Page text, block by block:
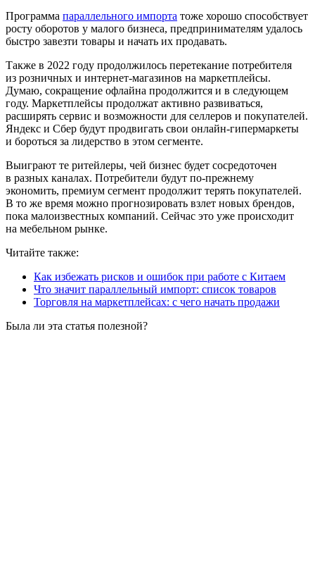
Программа параллельного импорта тоже хорошо способствует
росту оборотов у малого бизнеса, предпринимателям удалось
быстро завезти товары и начать их продавать.
Также в 2022 году продолжилось перетекание потребителя
из розничных и интернет-магазинов на маркетплейсы.
Думаю, сокращение офлайна продолжится и в следующем
году. Маркетплейсы продолжат активно развиваться,
расширять сервис и возможности для селлеров и покупателей.
Яндекс и Сбер будут продвигать свои онлайн-гипермаркеты
и бороться за лидерство в этом сегменте.
Выиграют те ритейлеры, чей бизнес будет сосредоточен
в разных каналах. Потребители будут по-прежнему
экономить, премиум сегмент продолжит терять покупателей.
В то же время можно прогнозировать взлет новых брендов,
пока малоизвестных компаний. Сейчас это уже происходит
на мебельном рынке.
Читайте также:
Как избежать рисков и ошибок при работе с Китаем
Что значит параллельный импорт: список товаров
Торговля на маркетплейсах: с чего начать продажи
Была ли эта статья полезной?